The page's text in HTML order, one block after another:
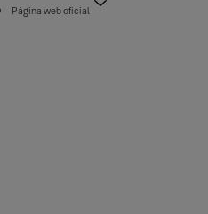
Página web oficial